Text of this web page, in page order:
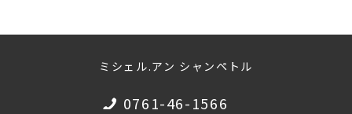
ミシェル.アン シャンペトル
0761-46-1566